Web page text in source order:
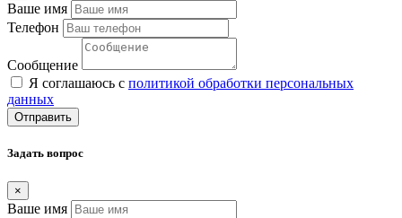
Ваше имя
Телефон
Сообщение
Я соглашаюсь с политикой обработки персональных
данных
Отправить
Задать вопрос
×
Ваше имя